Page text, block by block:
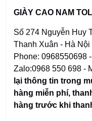
GIÀY CAO NAM
Số 274 Nguyễn Huy
Thanh Xuân - Hà Nội
Phone: 0968550698
Zalo:0968 550 698 -
lại thông tin trong
hàng miễn phí,
hàng trước khi